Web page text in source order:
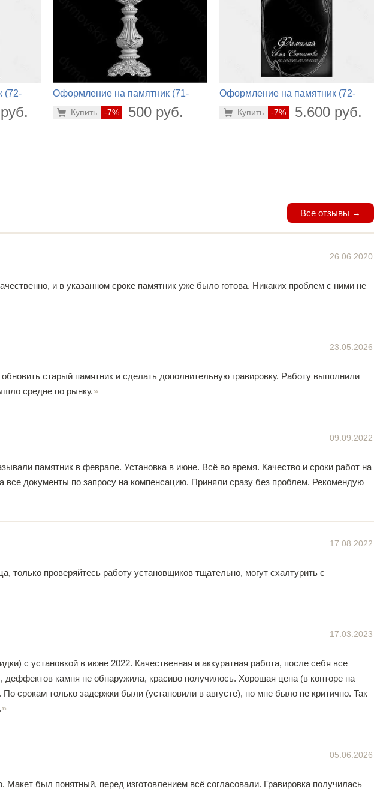
(72-
Оформление на памятник (71-
-7% 500 руб.
Купить
Оформление на памятник (72-
-7% 5.600 руб.
Купить
Все отзывы →
26.06.2020
и в указанном сроке памятник уже было готова. Никаких проблем с ними не
23.05.2026
старый памятник и сделать дополнительную гравировку. Работу выполнили
средне по рынку.
09.09.2022
памятник в феврале. Установка в июне. Всё во время. Качество и сроки работ на
документы по запросу на компенсацию. Приняли сразу без проблем. Рекомендую
17.08.2022
только проверяйтесь работу установщиков тщательно, могут схалтурить с
17.03.2023
с установкой в июне 2022. Качественная и аккуратная работа, после себя все
камня не обнаружила, красиво получилось. Хорошая цена (в конторе на
срокам только задержки были (установили в августе), но мне было не критично. Так
05.06.2026
был понятный, перед изготовлением всё согласовали. Гравировка получилась